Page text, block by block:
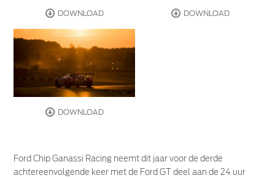
DOWNLOAD DOWNLOAD
DOWNLOAD
Ford Chip Ganassi Racing neemt dit jaar voor de derde
achtereenvolgende keer met de Ford GT deel aan de 24 uur